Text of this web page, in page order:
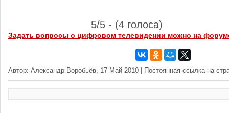
5/5 - (4 голоса)
Задать вопросы о цифровом телевидении можно на
Автор: Александр Воробьёв, 17 Май 2010 | Постоянная ссылка на